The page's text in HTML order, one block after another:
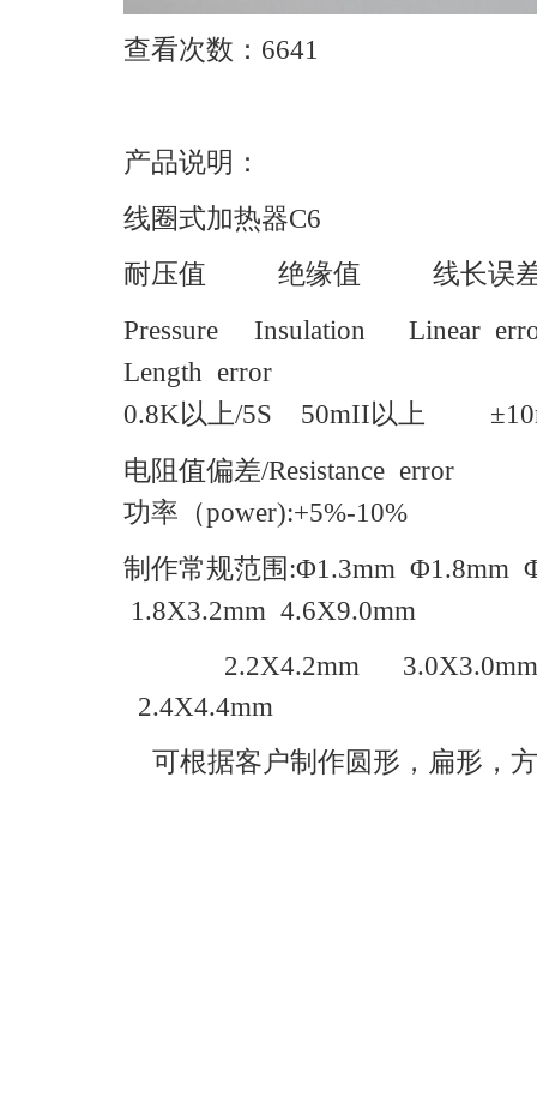
查看次数：6641
产品说明：
线圈式加热器C6
耐压值 绝缘值 线长
Pressure Insulation Linear
Length error
0.8K以上/5S 50mII以
电阻值偏差/Resistance error
功率（power):+5%-10%
制作常规范围:Φ1.3mm Φ1.8mm
1.8X3.2mm 4.6X9.0mm
2.2X4.2mm
2.4X4.4mm
可根据客户制作圆形，扁形，